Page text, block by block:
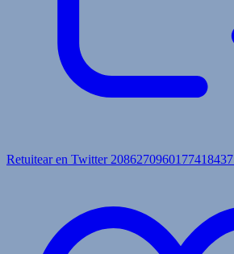
Retuitear en Twitter 2086270960177418437